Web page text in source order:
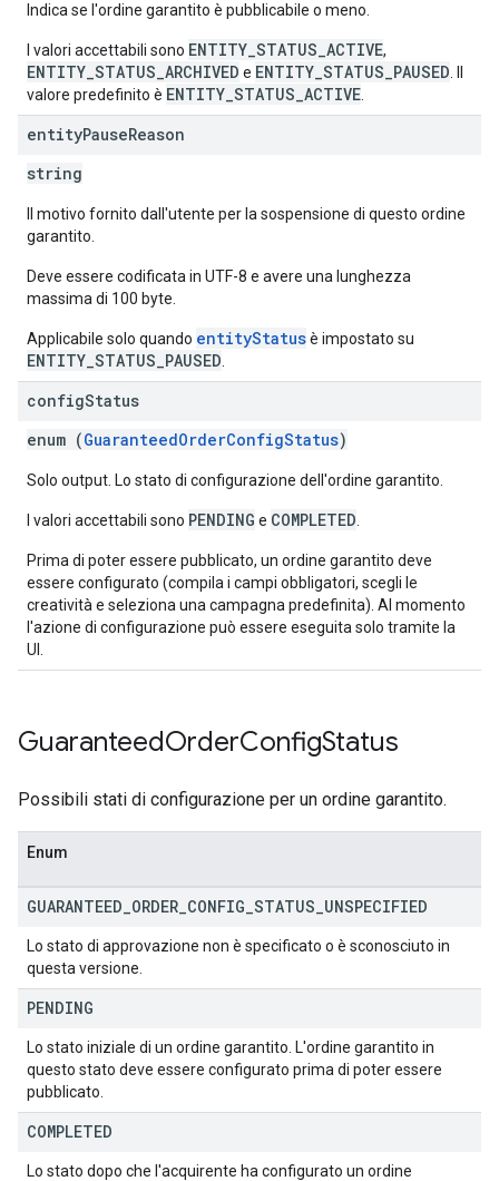
Indica se l'ordine garantito è pubblicabile o meno.
I valori accettabili sono ENTITY_STATUS_ACTIVE,
ENTITY_STATUS_ARCHIVED e ENTITY_STATUS_PAUSED
valore predefinito è ENTITY_STATUS_ACTIVE
entityPauseReason
string
Il motivo fornito dall'utente per la sospensione di questo ordine
garantito.
Deve essere codificata in UTF-8 e avere una lunghezza
massima di 100 byte.
Applicabile solo quando entityStatusè impostato su
ENTITY_STATUS_PAUSED
configStatus
enum (GuaranteedOrderConfigStatus)
Solo output. Lo stato di configurazione dell'ordine garantito.
I valori accettabili sono PENDING e COMPLETED
Prima di poter essere pubblicato, un ordine garantito deve
essere configurato (compila i campi obbligatori, scegli le
creatività e seleziona una campagna predefinita). Al momento
l'azione di configurazione può essere eseguita solo tramite la
UI.
GuaranteedOrderConfigStatus
Possibili stati di configurazione per un ordine garantito.
Enum
GUARANTEED ORDER CONFIG STATUS UNSPECIFIED
Lo stato di approvazione non è specificato o è sconosciuto in
questa versione.
PENDING
Lo stato iniziale di un ordine garantito. L'ordine garantito in
questo stato deve essere configurato prima di poter essere
pubblicato.
COMPLETED
Lo stato dopo che l'acquirente ha configurato un ordine